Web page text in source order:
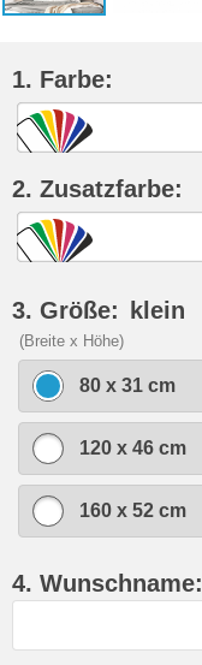
1. Farbe:
2. Zusatzfarbe:
3. Größe: klein
(Breite x Höhe)
80 x 31 cm
120 x 46 cm
160 x 52 cm
4. Wunschname: